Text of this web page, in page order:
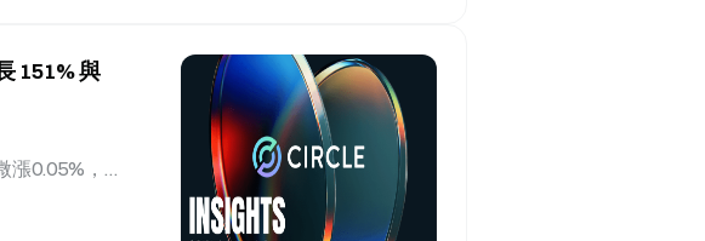
，7月美國
萬人呈現
貢獻了3.6
首席經濟
151% 與
0.05%，
，CRCL一